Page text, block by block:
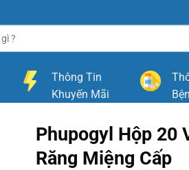
Thông Tin
Khuyến Mãi
Phupogyl Hộp 20
Răng Miệng Cấp